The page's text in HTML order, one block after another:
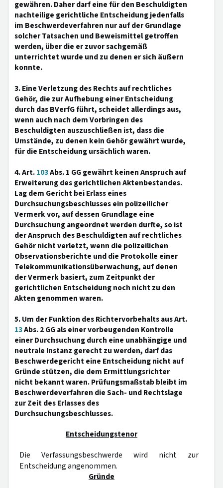
gewähren. Daher darf eine für den Beschuldigten
nachteilige gerichtliche Entscheidung jedenfalls
im Beschwerdeverfahren nur auf der Grundlage
solcher Tatsachen und Beweismittel getroffen
werden, über die er zuvor sachgemäß
unterrichtet wurde und zu denen er sich äußern
konnte.
3. Eine Verletzung des Rechts auf rechtliches
Gehör, die zur Aufhebung einer Entscheidung
durch das BVerfG führt, scheidet allerdings aus,
wenn auch nach dem Vorbringen des
Beschuldigten auszuschließen ist, dass die
Umstände, zu denen kein Gehör gewährt wurde,
für die Entscheidung ursächlich waren.
4. Art.103Abs. 1 GG gewährt keinen Anspruch auf
Erweiterung des gerichtlichen Aktenbestandes.
Lag dem Gericht bei Erlass eines
Durchsuchungsbeschlusses ein polizeilicher
Vermerk vor, auf dessen Grundlage eine
Durchsuchung angeordnet werden durfte, so ist
der Anspruch des Beschuldigten auf rechtliches
Gehör nicht verletzt, wenn die polizeilichen
Observationsberichte und die Protokolle einer
Telekommunikationsüberwachung, auf denen
der Vermerk basiert, zum Zeitpunkt der
gerichtlichen Entscheidung noch nicht zu den
Akten genommen waren.
5. Um der Funktion des Richtervorbehalts aus Art.
13Abs. 2 GG als einer vorbeugenden Kontrolle
einer Durchsuchung durch eine unabhängige und
neutrale Instanz gerecht zu werden, darf das
Beschwerdegericht eine Entscheidung nicht auf
Gründe stützen, die dem Ermittlungsrichter
nicht bekannt waren. Prüfungsmaßstab bleibt im
Beschwerdeverfahren die Sach- und Rechtslage
zur Zeit des Erlasses des
Durchsuchungsbeschlusses.
Entscheidungstenor
Die Verfassungsbeschwerde wird nicht zur
Entscheidung angenommen.
Gründe